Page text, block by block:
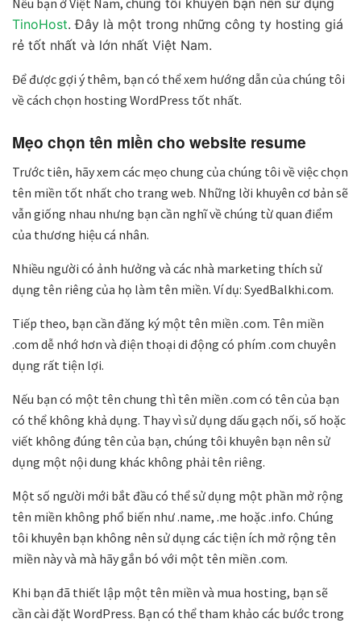
TinoHost. Đây là một trong những công ty hosting giá
rẻ tốt nhất và lớn nhất Việt Nam.
Để được gợi ý thêm, bạn có thể xem hướng dẫn của chúng tôi
về cách chọn hosting WordPress tốt nhất.
Mẹo chọn tên miền cho website resume
Trước tiên, hãy xem các mẹo chung của chúng tôi về việc chọn
tên miền tốt nhất cho trang web. Những lời khuyên cơ bản sẽ
vẫn giống nhau nhưng bạn cần nghĩ về chúng từ quan điểm
của thương hiệu cá nhân.
Nhiều người có ảnh hưởng và các nhà marketing thích sử
dụng tên riêng của họ làm tên miền. Ví dụ: SyedBalkhi.com.
Tiếp theo, bạn cần đăng ký một tên miền .com. Tên miền
.com dễ nhớ hơn và điện thoại di động có phím .com chuyên
dụng rất tiện lợi.
Nếu bạn có một tên chung thì tên miền .com có ​​tên của bạn
có thể không khả dụng. Thay vì sử dụng dấu gạch nối, số hoặc
viết không đúng tên của bạn, chúng tôi khuyên bạn nên sử
dụng một nội dung khác không phải tên riêng.
Một số người mới bắt đầu có thể sử dụng một phần mở rộng
tên miền không phổ biến như .name, .me hoặc .info. Chúng
tôi khuyên bạn không nên sử dụng các tiện ích mở rộng tên
miền này và mà hãy gắn bó với một tên miền .com.
Khi bạn đã thiết lập một tên miền và mua hosting, bạn sẽ
cần cài đặt WordPress. Bạn có thể tham khảo các bước trong